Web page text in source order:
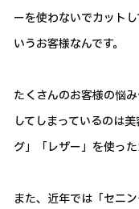
ーを使わないでカット
いうお客様なんです。
たくさんのお客様の悩
してしまっているのは
グ」「レザー」を使った
また、近年では「セニ